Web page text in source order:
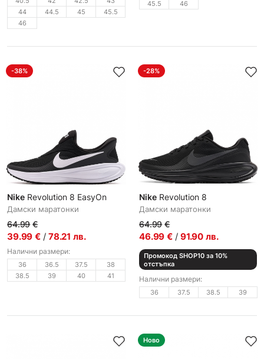
44
44.5 45
45.5
46
45.5 46
-38%
Nike Revolution 8 EasyOn
Дамски маратонки
64.99 €
39.99 € / 78.21 лв.
Налични размери:
36 36.5 37.5
38
38.5
39 40 41
-28%
Nike Revolution 8
Дамски маратонки
64.99 €
46.99 € / 91.90 лв.
Промокод SHOP10 за 10%
отстъпка
Налични размери:
36 37.5 38.5 39
Ново